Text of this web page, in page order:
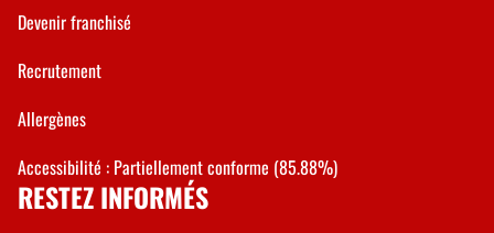
Devenir franchisé
Recrutement
Allergènes
Accessibilité : Partiellement conforme (85.88%)
RESTEZ INFORMÉS